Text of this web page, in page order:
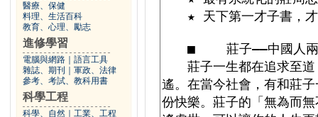
醫療、保健
料理、生活百科
教育、心理、勵志
進修學習
電腦與網路
語言工具
雜誌、期刊
軍政、法律
參考、考試、教科用書
科學工程
科學、自然 工業、工程